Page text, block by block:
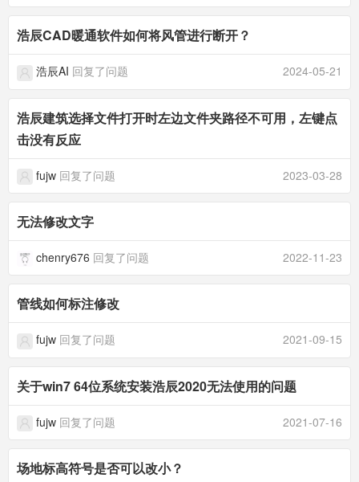
浩辰CAD暖通软件如何将风管进行断开？
浩辰AI 回复了问题 2024-05-21
浩辰建筑选择文件打开时左边文件夹路径不可用，左键点
击没有反应
fujw 回复了问题 2023-03-28
无法修改文字
chenry676 回复了问题 2022-11-23
管线如何标注修改
fujw 回复了问题 2021-09-15
关于win7 64位系统安装浩辰2020无法使用的问题
fujw 回复了问题 2021-07-16
场地标高符号是否可以改小？